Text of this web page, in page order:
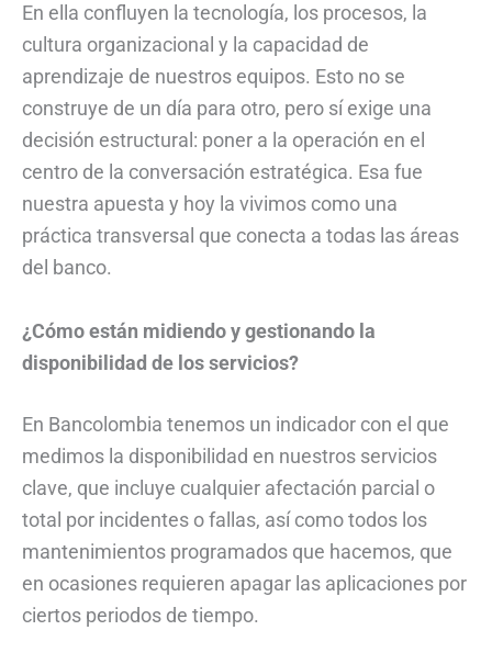
En ella confluyen la tecnología, los procesos, la
cultura organizacional y la capacidad de
aprendizaje de nuestros equipos. Esto no se
construye de un día para otro, pero sí exige una
decisión estructural: poner a la operación en el
centro de la conversación estratégica. Esa fue
nuestra apuesta y hoy la vivimos como una
práctica transversal que conecta a todas las áreas
del banco.
¿Cómo están midiendo y gestionando la
disponibilidad de los servicios?
En Bancolombia tenemos un indicador con el que
medimos la disponibilidad en nuestros servicios
clave, que incluye cualquier afectación parcial o
total por incidentes o fallas, así como todos los
mantenimientos programados que hacemos, que
en ocasiones requieren apagar las aplicaciones por
ciertos periodos de tiempo.